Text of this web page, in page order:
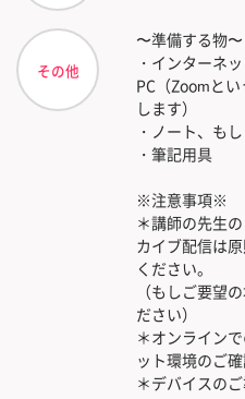
その他
〜準備する物〜
・インターネ
PC（Zoomと
します）
・ノート、も
・筆記用具
※注意事項※
＊講師の先生
カイブ配信は
ください。
（もしご要望
ださい）
＊オンライン
ット環境のご
＊デバイスの